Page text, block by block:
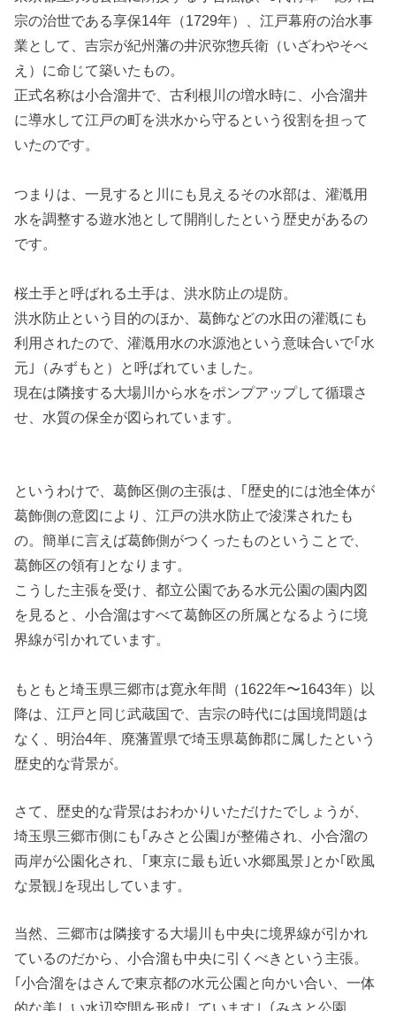
宗の治世である享保14年（1729年）、江戸幕府の治水事
業として、吉宗が紀州藩の井沢弥惣兵衛（いざわやそべ
え）に命じて築いたもの。
正式名称は小合溜井で、古利根川の増水時に、小合溜井
に導水して江戸の町を洪水から守るという役割を担って
いたのです。
つまりは、一見すると川にも見えるその水部は、灌漑用
水を調整する遊水池として開削したという歴史があるの
です。
桜土手と呼ばれる土手は、洪水防止の堤防。
洪水防止という目的のほか、葛飾などの水田の灌漑にも
利用されたので、灌漑用水の水源池という意味合いで｢水
元｣（みずもと）と呼ばれていました。
現在は隣接する大場川から水をポンプアップして循環さ
せ、水質の保全が図られています。
というわけで、葛飾区側の主張は、｢歴史的には池全体が
葛飾側の意図により、江戸の洪水防止で浚渫されたも
の。簡単に言えば葛飾側がつくったものということで、
葛飾区の領有｣となります。
こうした主張を受け、都立公園である水元公園の園内図
を見ると、小合溜はすべて葛飾区の所属となるように境
界線が引かれています。
もともと埼玉県三郷市は寛永年間（1622年〜1643年）以
降は、江戸と同じ武蔵国で、吉宗の時代には国境問題は
なく、明治4年、廃藩置県で埼玉県葛飾郡に属したという
歴史的な背景が。
さて、歴史的な背景はおわかりいただけたでしょうが、
埼玉県三郷市側にも｢みさと公園｣が整備され、小合溜の
両岸が公園化され、｢東京に最も近い水郷風景｣とか｢欧風
な景観｣を現出しています。
当然、三郷市は隣接する大場川も中央に境界線が引かれ
ているのだから、小合溜も中央に引くべきという主張。
｢小合溜をはさんで東京都の水元公園と向かい合い、一体